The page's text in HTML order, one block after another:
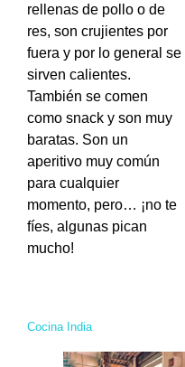
rellenas de pollo o de
res, son crujientes por
fuera y por lo general se
sirven calientes.
También se comen
como snack y son muy
baratas. Son un
aperitivo muy común
para cualquier
momento, pero… ¡no te
fíes, algunas pican
mucho!
Cocina India